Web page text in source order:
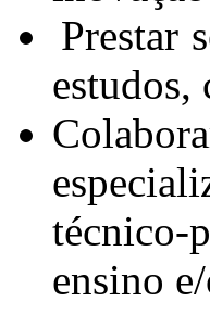
Prestar
estudos,
ensino